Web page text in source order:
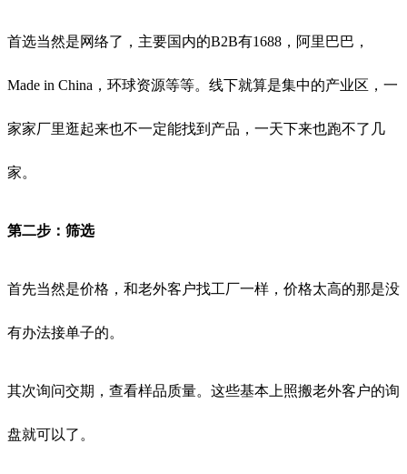
首选当然是网络了，主要国内的B2B有1688 ，阿里巴巴，
Made in China ，环球资源等等。线下就算是集中的产业区，一
家家厂里逛起来也不一定能找到产品，一天下来也跑不了几
家。
第二步：筛选
首先当然是价格，和老外客户找工厂一样，价格太高的那是没
有办法接单子的。
其次询问交期，查看样品质量。这些基本上照搬老外客户的询
盘就可以了。